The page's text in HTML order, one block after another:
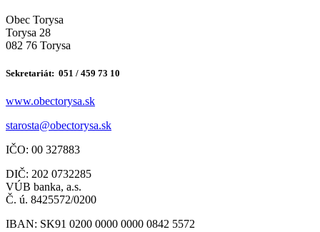
Obec Torysa
Torysa 28
082 76 Torysa
Sekretariát: 051 / 459 73 10
www.obectorysa.sk
starosta@obectorysa.sk
IČO: 00 327883
DIČ: 202 0732285
VÚB banka, a.s.
Č. ú. 8425572/0200
IBAN: SK91 0200 0000 0000 0842 5572